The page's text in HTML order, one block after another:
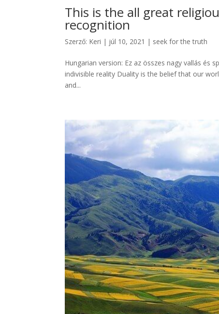
This is the all great
recognition
Szerző: Keri | júl 10, 2021 | seek for the truth
Hungarian version: Ez az összes nagy vallás
indivisible reality Duality is the belief that our
and...